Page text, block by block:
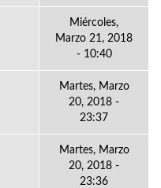
Miércoles,
Marzo 21, 2018
- 10:40
Martes, Marzo
20, 2018 -
23:37
Martes, Marzo
20, 2018 -
23:36